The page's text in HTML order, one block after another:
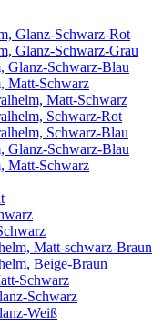
Glanz-Schwarz-Rot
Glanz-Schwarz-Grau
Glanz-Schwarz-Blau
Matt-Schwarz
Matt-Schwarz
Schwarz-Rot
Schwarz-Blau
Glanz-Schwarz-Blau
Matt-Schwarz
Matt-schwarz-Braun
Beige-Braun
Schwarz
Schwarz
Weiß